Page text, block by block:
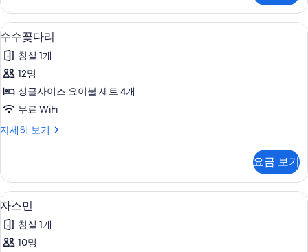
히
보
기
수
수
꽃
다
리
진
두
보
기
3
수수꽃다리
침실 1개
12명
싱글사이즈 요이불 세트 4개
무료 WiFi
자세히 보기
수
리
자
세
히
보
기
요금 보기
자
스
민
3
자스민
침실 1개
10명